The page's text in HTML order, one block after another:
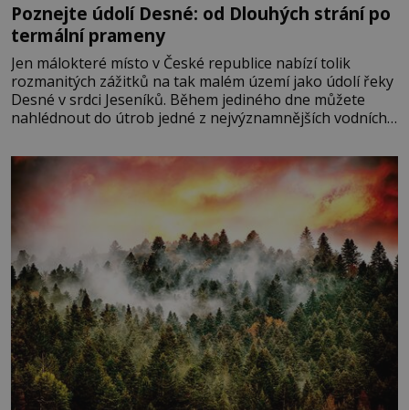
Poznejte údolí Desné: od Dlouhých strání po
termální prameny
Jen málokteré místo v České republice nabízí tolik
rozmanitých zážitků na tak malém území jako údolí řeky
Desné v srdci Jeseníků. Během jediného dne můžete
nahlédnout do útrob jedné z nejvýznamnějších vodních
se na koloběžce a den zakončit poznáváním památek ve
Velkých Losinách nebo v termálním